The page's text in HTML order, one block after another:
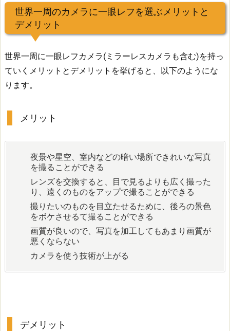
世界一周のカメラに一眼レフを選ぶメリットと
デメリット
世界一周に一眼レフカメラ(ミラーレスカメラも含む)を持っ
ていくメリットとデメリットを挙げると、以下のようにな
ります。
メリット
夜景や星空、室内などの暗い場所できれいな写真
を撮ることができる
レンズを交換すると、目で見るよりも広く撮った
り、遠くのものをアップで撮ることができる
撮りたいのものを目立たせるために、後ろの景色
をボケさせるて撮ることができる
画質が良いので、写真を加工してもあまり画質が
悪くならない
カメラを使う技術が上がる
デメリット